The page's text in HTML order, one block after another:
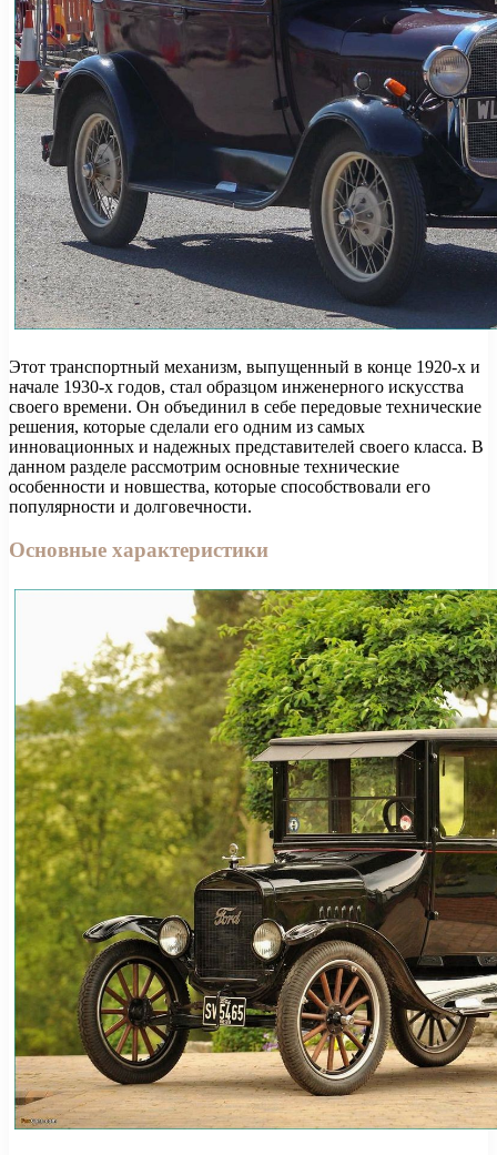
Этот транспортный механизм, выпущенный в конце 1920-х и
начале 1930-х годов, стал образцом инженерного искусства
своего времени. Он объединил в себе передовые технические
решения, которые сделали его одним из самых
инновационных и надежных представителей своего класса. В
данном разделе рассмотрим основные технические
особенности и новшества, которые способствовали его
популярности и долговечности.
Основные характеристики